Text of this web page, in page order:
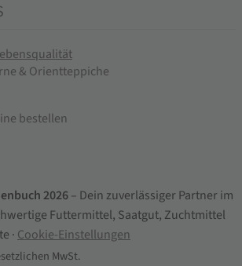
& Orientteppiche
bestellen
2026– Dein zuverlässiger Partner im
Futtermittel, Saatgut, Zuchtmittel
·Cookie-Einstellungen
MwSt.